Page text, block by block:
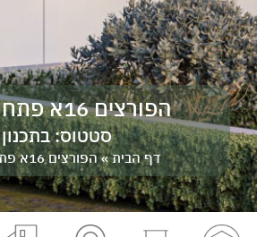
הפורצים 16א פתח תקווה
סטטוס:בתכנון
דף הבית»הפורצים 16א פתח תקווה